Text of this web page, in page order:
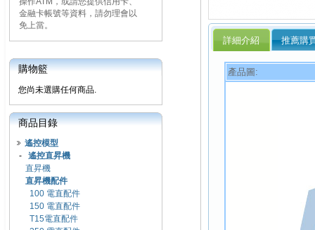
金融卡帳號等資料，請勿理會以
免上當。
購物籃
您尚未選購任何商品.
商品目錄
遙控模型
- 遙控直昇機
直昇機
直昇機配件
100 電直配件
150 電直配件
T15電直配件
詳細介紹 推薦購
產品圖: